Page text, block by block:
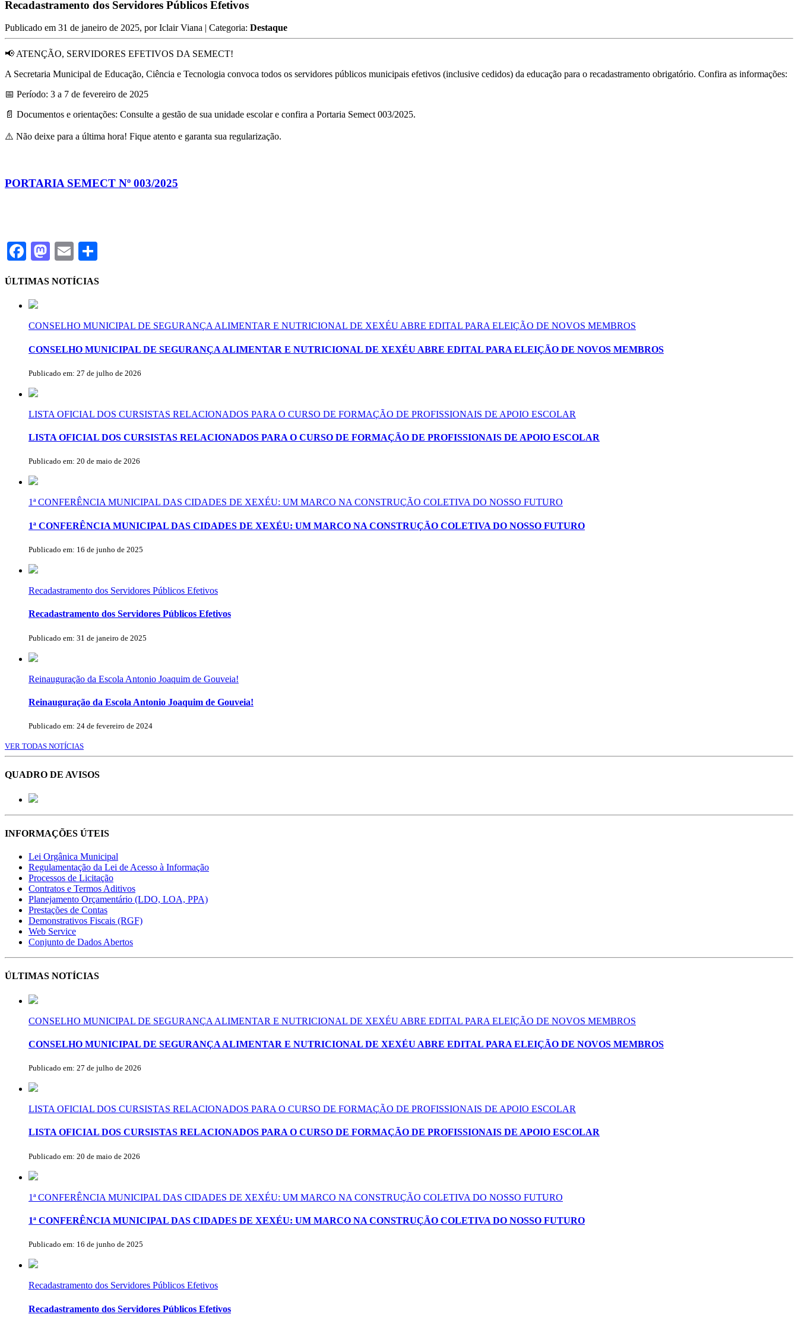
Recadastramento dos Servidores Públicos Efetivos
Publicado em 31 de janeiro de 2025, porIclair Viana | Categoria: Destaque
📢 ATENÇÃO, SERVIDORES EFETIVOS DA SEMECT!
A Secretaria Municipal de Educação, Ciência e Tecnologia convoca todos os servidores públicos municipais efetivos (inclusive cedidos) da educação para o recadastramento obrigatório. Confira as informações:
📅 Período: 3 a 7 de fevereiro de 2025
📄 Documentos e orientações: Consulte a gestão de sua unidade escolar e confira a Portaria Semect 003/2025.
⚠️ Não deixe para a última hora! Fique atento e garanta sua regularização.
PORTARIA SEMECT Nº 003/2025
Facebook
Mastodon
Email
ÚLTIMAS NOTÍCIAS
CONSELHO MUNICIPAL DE SEGURANÇA ALIMENTAR E NUTRICIONAL DE XEXÉU ABRE EDITAL PARA ELEIÇÃO DE NOVOS MEMBROS
CONSELHO MUNICIPAL DE SEGURANÇA ALIMENTAR E NUTRICIONAL DE XEXÉU ABRE EDITAL PARA ELEIÇÃO DE NOVOS MEMBROS
Publicado em: 27 de julho de 2026
LISTA OFICIAL DOS CURSISTAS RELACIONADOS PARA O CURSO DE FORMAÇÃO DE PROFISSIONAIS DE APOIO ESCOLAR
LISTA OFICIAL DOS CURSISTAS RELACIONADOS PARA O CURSO DE FORMAÇÃO DE PROFISSIONAIS DE APOIO ESCOLAR
Publicado em: 20 de maio de 2026
1ª CONFERÊNCIA MUNICIPAL DAS CIDADES DE XEXÉU: UM MARCO NA CONSTRUÇÃO COLETIVA DO NOSSO FUTURO
1ª CONFERÊNCIA MUNICIPAL DAS CIDADES DE XEXÉU: UM MARCO NA CONSTRUÇÃO COLETIVA DO NOSSO FUTURO
Publicado em: 16 de junho de 2025
Recadastramento dos Servidores Públicos Efetivos
Recadastramento dos Servidores Públicos Efetivos
Publicado em: 31 de janeiro de 2025
Reinauguração da Escola Antonio Joaquim de Gouveia!
Reinauguração da Escola Antonio Joaquim de Gouveia!
Publicado em: 24 de fevereiro de 2024
VER TODAS NOTÍCIAS
QUADRO DE AVISOS
INFORMAÇÕES ÚTEIS
Lei Orgânica Municipal
Regulamentação da Lei de Acesso à Informação
Processos de Licitação
Contratos e Termos Aditivos
Planejamento Orçamentário (LDO, LOA, PPA)
Prestações de Contas
Demonstrativos Fiscais (RGF)
Web Service
Conjunto de Dados Abertos
ÚLTIMAS NOTÍCIAS
CONSELHO MUNICIPAL DE SEGURANÇA ALIMENTAR E NUTRICIONAL DE XEXÉU ABRE EDITAL PARA ELEIÇÃO DE NOVOS MEMBROS
CONSELHO MUNICIPAL DE SEGURANÇA ALIMENTAR E NUTRICIONAL DE XEXÉU ABRE EDITAL PARA ELEIÇÃO DE NOVOS MEMBROS
Publicado em: 27 de julho de 2026
LISTA OFICIAL DOS CURSISTAS RELACIONADOS PARA O CURSO DE FORMAÇÃO DE PROFISSIONAIS DE APOIO ESCOLAR
LISTA OFICIAL DOS CURSISTAS RELACIONADOS PARA O CURSO DE FORMAÇÃO DE PROFISSIONAIS DE APOIO ESCOLAR
Publicado em: 20 de maio de 2026
1ª CONFERÊNCIA MUNICIPAL DAS CIDADES DE XEXÉU: UM MARCO NA CONSTRUÇÃO COLETIVA DO NOSSO FUTURO
1ª CONFERÊNCIA MUNICIPAL DAS CIDADES DE XEXÉU: UM MARCO NA CONSTRUÇÃO COLETIVA DO NOSSO FUTURO
Publicado em: 16 de junho de 2025
Recadastramento dos Servidores Públicos Efetivos
Recadastramento dos Servidores Públicos Efetivos